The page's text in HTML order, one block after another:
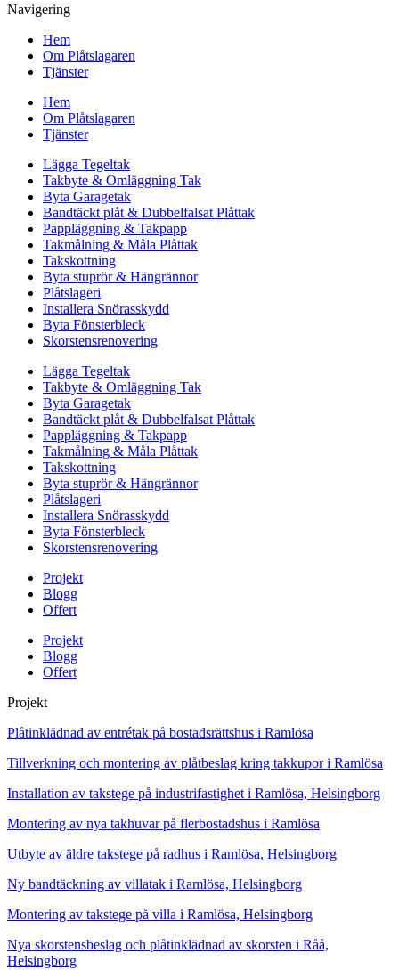
Navigering
Hem
Om Plåtslagaren
Tjänster
Hem
Om Plåtslagaren
Tjänster
Lägga Tegeltak
Takbyte & Omläggning Tak
Byta Garagetak
Bandtäckt plåt & Dubbelfalsat Plåttak
Pappläggning & Takpapp
Takmålning & Måla Plåttak
Takskottning
Byta stuprör & Hängrännor
Plåtslageri
Installera Snörasskydd
Byta Fönsterbleck
Skorstensrenovering
Lägga Tegeltak
Takbyte & Omläggning Tak
Byta Garagetak
Bandtäckt plåt & Dubbelfalsat Plåttak
Pappläggning & Takpapp
Takmålning & Måla Plåttak
Takskottning
Byta stuprör & Hängrännor
Plåtslageri
Installera Snörasskydd
Byta Fönsterbleck
Skorstensrenovering
Projekt
Blogg
Offert
Projekt
Blogg
Offert
Projekt
Plåtinklädnad av entrétak på bostadsrättshus i Ramlösa
Tillverkning och montering av plåtbeslag kring takkupor i Ramlösa
Installation av takstege på industrifastighet i Ramlösa, Helsingborg
Montering av nya takhuvar på flerbostadshus i Ramlösa
Utbyte av äldre takstege på radhus i Ramlösa, Helsingborg
Ny bandtäckning av villatak i Ramlösa, Helsingborg
Montering av takstege på villa i Ramlösa, Helsingborg
Nya skorstensbeslag och plåtinklädnad av skorsten i Råå,
Helsingborg